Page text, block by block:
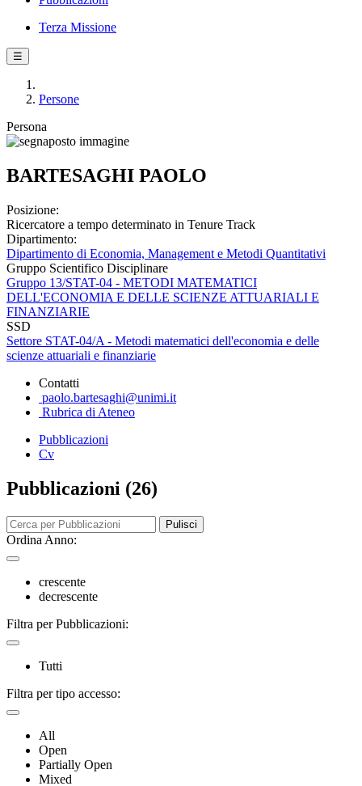
Terza Missione
☰
Persone
Persona
BARTESAGHI PAOLO
Posizione:
Ricercatore a tempo determinato in Tenure Track
Dipartimento:
Dipartimento di Economia, Management e Metodi Quantitativi
Gruppo Scientifico Disciplinare
Gruppo 13/STAT-04 - METODI MATEMATICI
DELL'ECONOMIA E DELLE SCIENZE ATTUARIALI E
FINANZIARIE
SSD
Settore STAT-04/A - Metodi matematici dell'economia e delle
scienze attuariali e finanziarie
Contatti
paolo.bartesaghi@unimi.it
Rubrica di Ateneo
Pubblicazioni
Cv
Pubblicazioni (26)
Pulisci
Ordina Anno:
crescente
decrescente
Filtra per Pubblicazioni:
Tutti
Filtra per tipo accesso:
All
Open
Partially Open
Mixed